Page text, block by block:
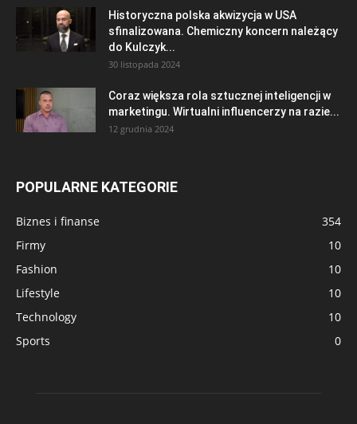
Historyczna polska akwizycja w USA
sfinalizowana. Chemiczny koncern należący
do Kulczyk...
30 listopada 2024
Coraz większa rola sztucznej inteligencji w
marketingu. Wirtualni influencerzy na razie...
12 grudnia 2024
POPULARNE KATEGORIE
Biznes i finanse
354
Firmy
10
Fashion
10
Lifestyle
10
Technology
10
Sports
0